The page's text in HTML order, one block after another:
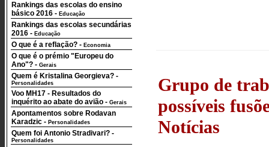
Rankings das escolas do ensino
básico 2016 - Educação
Rankings das escolas secundárias
2016 - Educação
O que é a reflação? - Economia
O que é o prémio "Europeu do
Ano"? - Gerais
Quem é Kristalina Georgieva? -
Personalidades
Voo MH17 - Resultados do
inquérito ao abate do avião - Gerais
Apontamentos sobre Rodavan
Karadzic - Personalidades
Quem foi Antonio Stradivari? -
Personalidades
Grupo de
possíveis
Notícias